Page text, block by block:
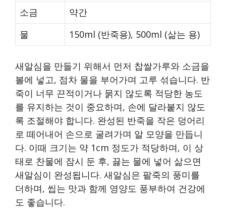
소금
약간
물
150ml (반죽용), 500ml (삶는 용)
새알심을 만들기 위해서 먼저 찹쌀가루와 소금을
볼에 넣고, 점차 물을 부어가며 고루 섞습니다. 반
죽이 너무 끈적이거나 묽지 않도록 적당한 농도
를 유지하는 것이 중요하며, 손에 달라붙지 않도
록 조절해야 합니다. 완성된 반죽을 작은 덩어리
로 떼어내어 손으로 굴려가며 알 모양을 만듭니
다. 이때 크기는 약 1cm 정도가 적당하며, 이 상
태로 찬물에 잠시 둔 후, 끓는 물에 넣어 삶으면
새알심이 완성됩니다. 새알심은 팥죽의 풍미를
더하며, 씹는 맛과 함께 영양도 풍부하여 건강에
도 좋습니다.